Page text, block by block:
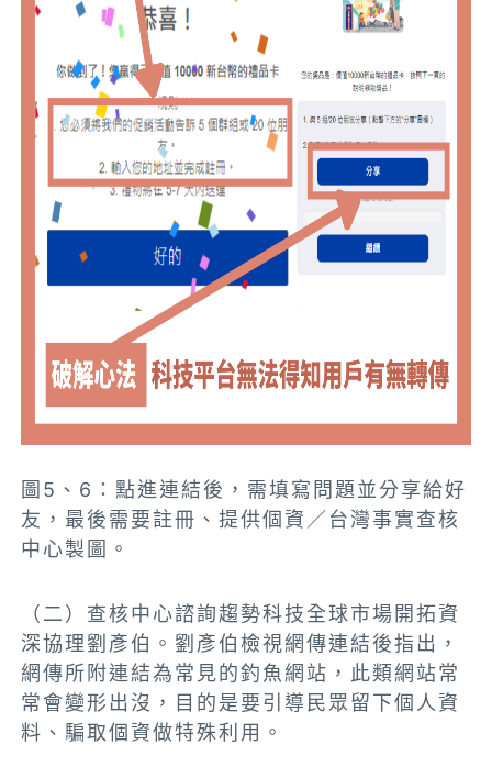
圖5、6： 點進連結後，需填寫問題並分享給好
友，最後需要註冊、提供個資／台灣事實查核
中心製圖。
（二）查核中心諮詢趨勢科技全球市場開拓資
深協理劉彥伯。劉彥伯檢視網傳連結後指出，
網傳所附連結為常見的釣魚網站，此類網站常
常會變形出沒，目的是要引導民眾留下個人資
料、騙取個資做特殊利用。